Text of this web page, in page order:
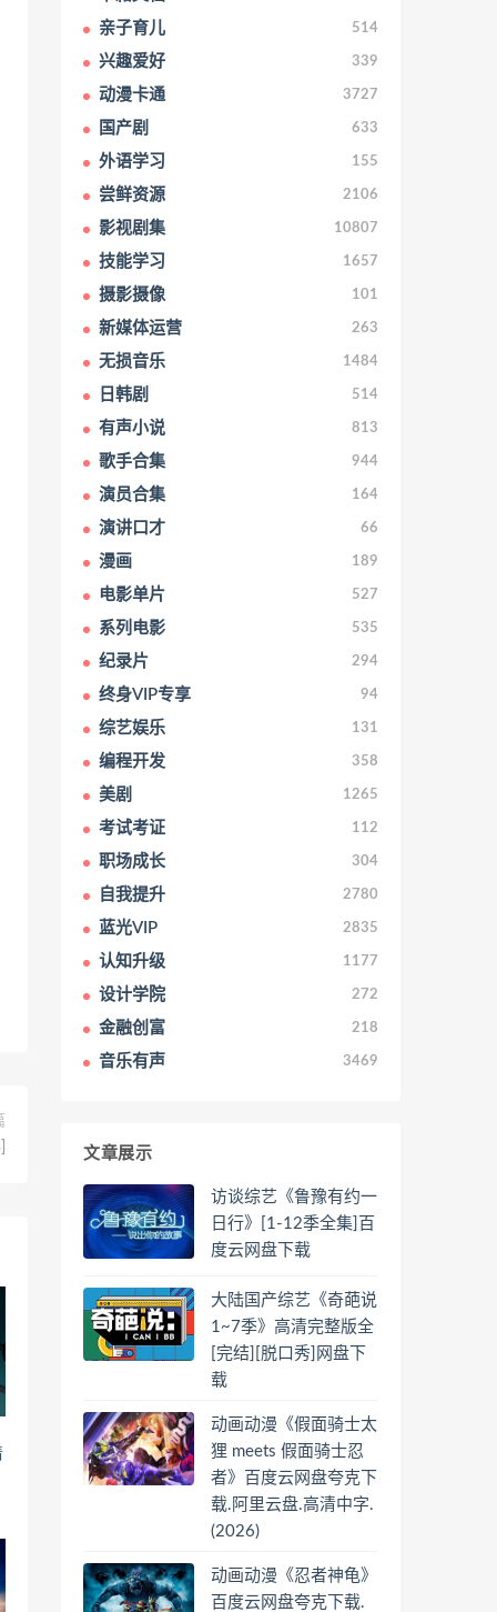
亲子育儿 514
兴趣爱好 339
动漫卡通 3727
国产剧 633
外语学习 155
尝鲜资源 2106
影视剧集 10807
技能学习 1657
摄影摄像 101
新媒体运营 263
无损音乐 1484
日韩剧 514
有声小说 813
歌手合集 944
演员合集 164
演讲口才 66
漫画 189
电影单片 527
系列电影 535
纪录片 294
终身VIP专享 94
综艺娱乐 131
编程开发 358
美剧 1265
考试考证 112
职场成长 304
自我提升 2780
蓝光VIP 2835
认知升级 1177
设计学院 272
金融创富 218
音乐有声 3469
文章展示
访谈综艺《鲁豫有约一
日行》[1-12季全集]百
度云网盘下载
大陆国产综艺《奇葩说
1~7季》高清完整版全
[完结][脱口秀]网盘下
载
动画动漫《假面骑士太
狸 meets 假面骑士忍
者》百度云网盘夸克下
载.阿里云盘.高清中字.
(2026)
动画动漫《忍者神龟》
百度云网盘夸克下载.